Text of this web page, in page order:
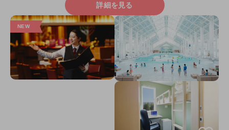
詳細を見る